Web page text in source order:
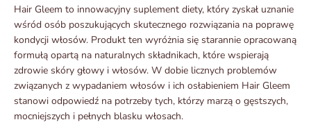
Hair Gleem to innowacyjny suplement diety, który zyskał uznanie
wśród osób poszukujących skutecznego rozwiązania na poprawę
kondycji włosów. Produkt ten wyróżnia się starannie opracowaną
formułą opartą na naturalnych składnikach, które wspierają
zdrowie skóry głowy i włosów. W dobie licznych problemów
związanych z wypadaniem włosów i ich osłabieniem Hair Gleem
stanowi odpowiedź na potrzeby tych, którzy marzą o gęstszych,
mocniejszych i pełnych blasku włosach.